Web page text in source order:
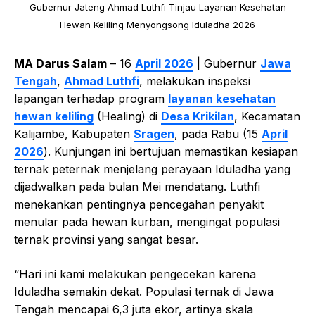
Gubernur Jateng Ahmad Luthfi Tinjau Layanan Kesehatan
Hewan Keliling Menyongsong Iduladha 2026
MA Darus Salam – 16 April 2026 | Gubernur Jawa
Tengah, Ahmad Luthfi, melakukan inspeksi
lapangan terhadap program layanan kesehatan
hewan keliling (Healing) di Desa Krikilan, Kecamatan
Kalijambe, Kabupaten Sragen, pada Rabu (15 April
2026). Kunjungan ini bertujuan memastikan kesiapan
ternak peternak menjelang perayaan Iduladha yang
dijadwalkan pada bulan Mei mendatang. Luthfi
menekankan pentingnya pencegahan penyakit
menular pada hewan kurban, mengingat populasi
ternak provinsi yang sangat besar.
“Hari ini kami melakukan pengecekan karena
Iduladha semakin dekat. Populasi ternak di Jawa
Tengah mencapai 6,3 juta ekor, artinya skala